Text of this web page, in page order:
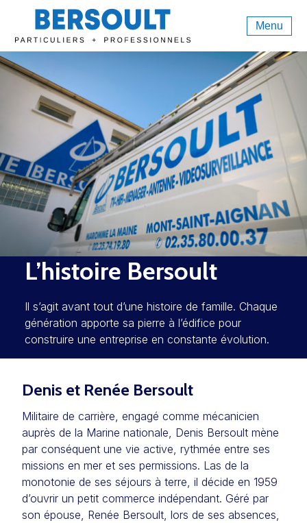
Menu
L’histoire Bersoult
Il s’agit avant tout d’une histoire de famille. Chaque
génération apporte sa pierre à l’édifice pour
construire une entreprise en constante évolution.
Denis et Renée Bersoult
Militaire de carrière, engagé comme mécanicien
auprès de la Marine nationale, Denis Bersoult mène
par conséquent une vie active, rythmée entre ses
missions en mer et ses permissions. Las de la
monotonie de ses séjours à terre, il décide en 1959
d’ouvrir un petit commerce indépendant. Géré par
son épouse, Renée Bersoult, lors de ses absences,